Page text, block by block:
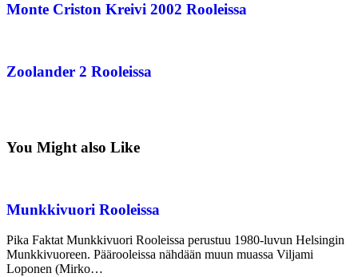
Monte Criston Kreivi 2002 Rooleissa
Zoolander 2 Rooleissa
You Might also Like
Munkkivuori Rooleissa
Pika Faktat Munkkivuori Rooleissa perustuu 1980-luvun Helsingin
Munkkivuoreen. Päärooleissa nähdään muun muassa Viljami
Loponen (Mirko…